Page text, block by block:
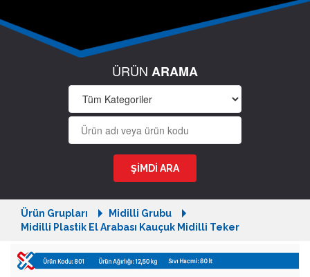
ÜRÜN ARAMA
Ürün Grupları
Midilli Grubu
Midilli Plastik El Arabası Kauçuk Midilli Teker